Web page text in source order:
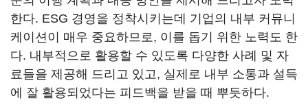
한다. ESG 경영을 정착시키는데 기업의 내부 커뮤니
케이션이 매우 중요하므로, 이를 돕기 위한 노력도 한
다. 내부적으로 활용할 수 있도록 다양한 사례 및 자
료들을 제공해 드리고 있고, 실제로 내부 소통과 설득
에 잘 활용되었다는 피드백을 받을 때 뿌듯하다.